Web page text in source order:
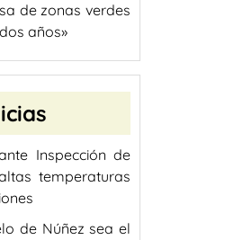
de zonas verdes
años»
Inspección de
temperaturas
de Núñez sea el